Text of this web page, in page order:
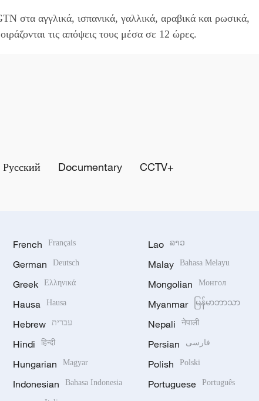
στα αγγλικά, ισπανικά, γαλλικά, αραβικά και ρωσικά,
τις απόψεις τους μέσα σε 12 ώρες.
Русский Documentary CCTV+
French Français
German Deutsch
Greek Ελληνικά
Hausa Hausa
Hebrew עברית
Hindi हिन्दी
Hungarian Magyar
Indonesian Bahasa Indonesia
Lao ລາວ
Malay Bahasa Melayu
Mongolian Монгол
Myanmar မြန်မာဘာသာ
Nepali नेपाली
Persian فارسی
Polish Polski
Portuguese Português